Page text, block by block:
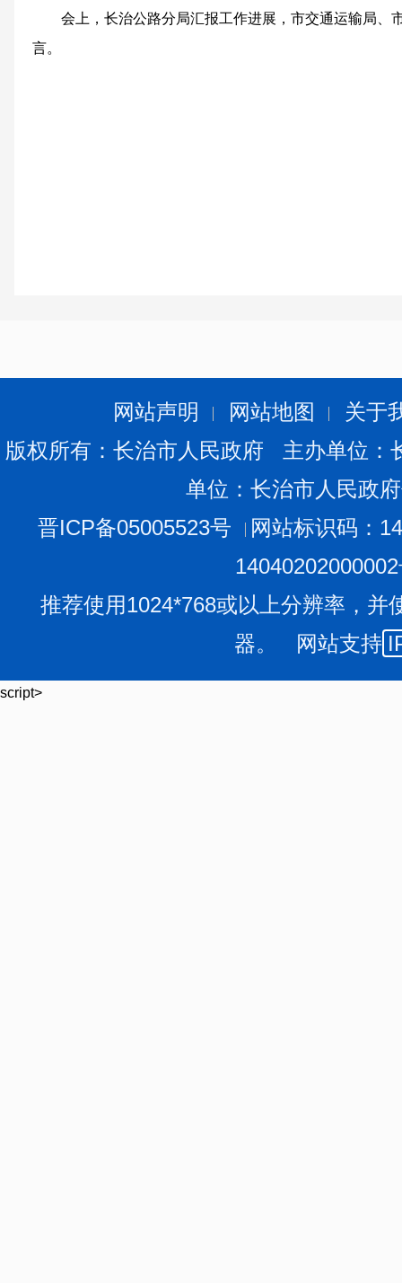
会上，长治公路分局汇报工作进展，市交通运输局、
言。
网站声明 网站地图
关于
版权所有：长治市人民政府 主办单位
单位：长治市人民政
晋ICP备05005523号
网站标识码：
推荐使用1024*768或以上分辨率，并
器。 网站支持
script>